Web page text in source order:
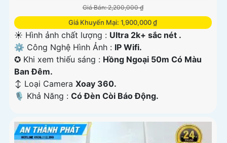
Giá Bán: 2,200,000 ₫
Giá Khuyến Mại: 1,900,000 ₫
☀️ Hình ảnh chất lượng : Ultra 2k+ sắc nét .
⚙ Công Nghệ Hình Ảnh : IP Wifi.
✪ Khi xem thiếu sáng : Hồng Ngoại 50m Có Màu
Ban Ðêm.
↕️ Loại Camera Xoay 360.
️🎙 Khả Năng : Có Ðèn Còi Báo Động.